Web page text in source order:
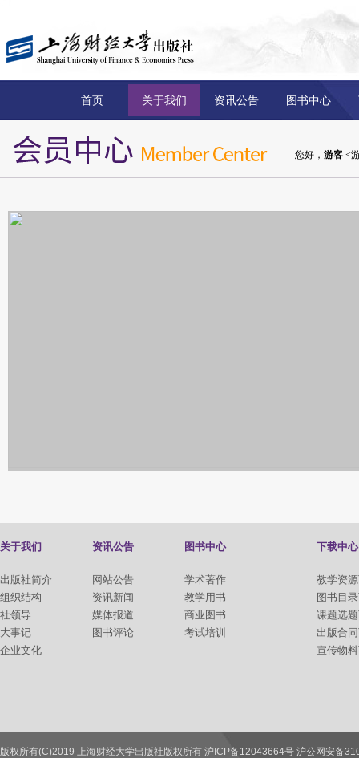
首页 关于我们 资讯公告 图书中心
您好， 游客 <
关于我们
出版社简介
组织结构
社领导
大事记
企业文化
资讯公告
网站公告
资讯新闻
媒体报道
图书评论
图书中心
学术著作
教学用书
商业图书
考试培训
下载中心
教学资
图书目
课题选
出版合
宣传物
版权所有(C)2019 上海财经大学出版社版权所有 沪ICP备12043664号 沪公网安备